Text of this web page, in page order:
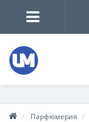
Парфюмерия